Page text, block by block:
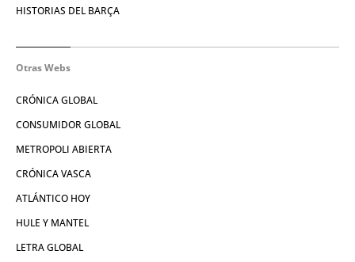
HISTORIAS DEL BARÇA
Otras Webs
CRÓNICA GLOBAL
CONSUMIDOR GLOBAL
METROPOLI ABIERTA
CRÓNICA VASCA
ATLÁNTICO HOY
HULE Y MANTEL
LETRA GLOBAL